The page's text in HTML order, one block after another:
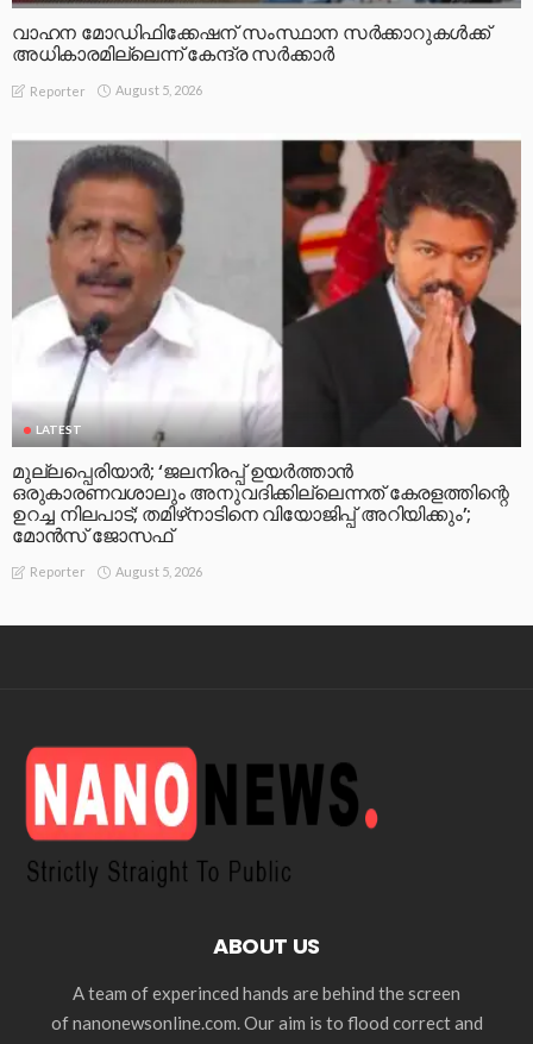
വാഹന മോഡിഫിക്കേഷന് സംസ്ഥാന സർക്കാറുകൾക്ക്
അധികാരമില്ലെന്ന് കേന്ദ്ര സർക്കാർ
Reporter August 5, 2026
LATEST
മുല്ലപ്പെരിയാര്‍; ‘ജലനിരപ്പ് ഉയര്‍ത്താന്‍
ഒരുകാരണവശാലും അനുവദിക്കില്ലെന്നത് കേരളത്തിന്റെ
ഉറച്ച നിലപാട്; തമിഴ്‌നാടിനെ വിയോജിപ്പ് അറിയിക്കും’;
മോന്‍സ് ജോസഫ്
Reporter August 5, 2026
ABOUT US
A team of experinced hands are behind the screen
of nanonewsonline.com. Our aim is to flood correct and